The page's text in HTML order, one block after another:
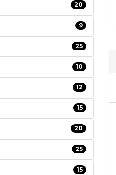
20
9
25
10
12
15
20
25
15